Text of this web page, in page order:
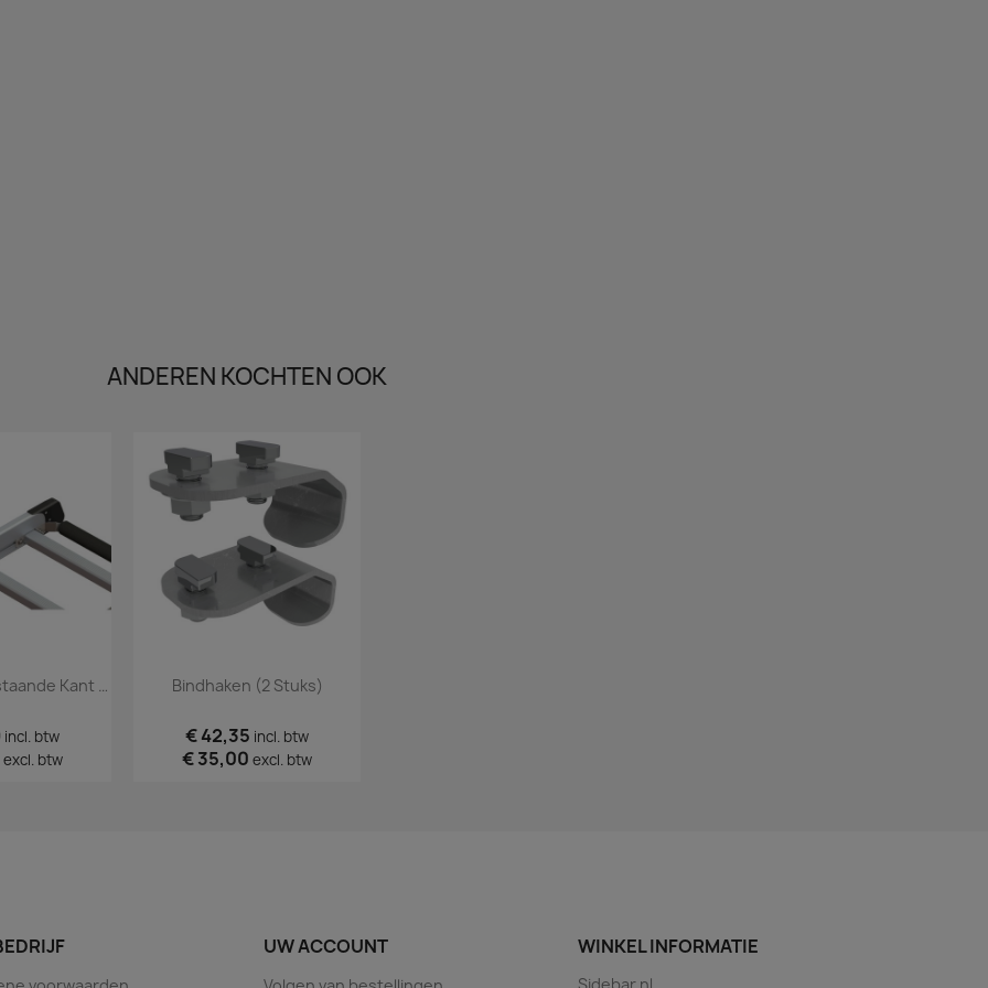
ANDEREN KOCHTEN OOK
incl. btw
excl. btw
Bindhaken (2 Stuks)
€ 42,35 incl. btw
€ 35,00 excl. btw
UW ACCOUNT WINKEL INFORMATIE